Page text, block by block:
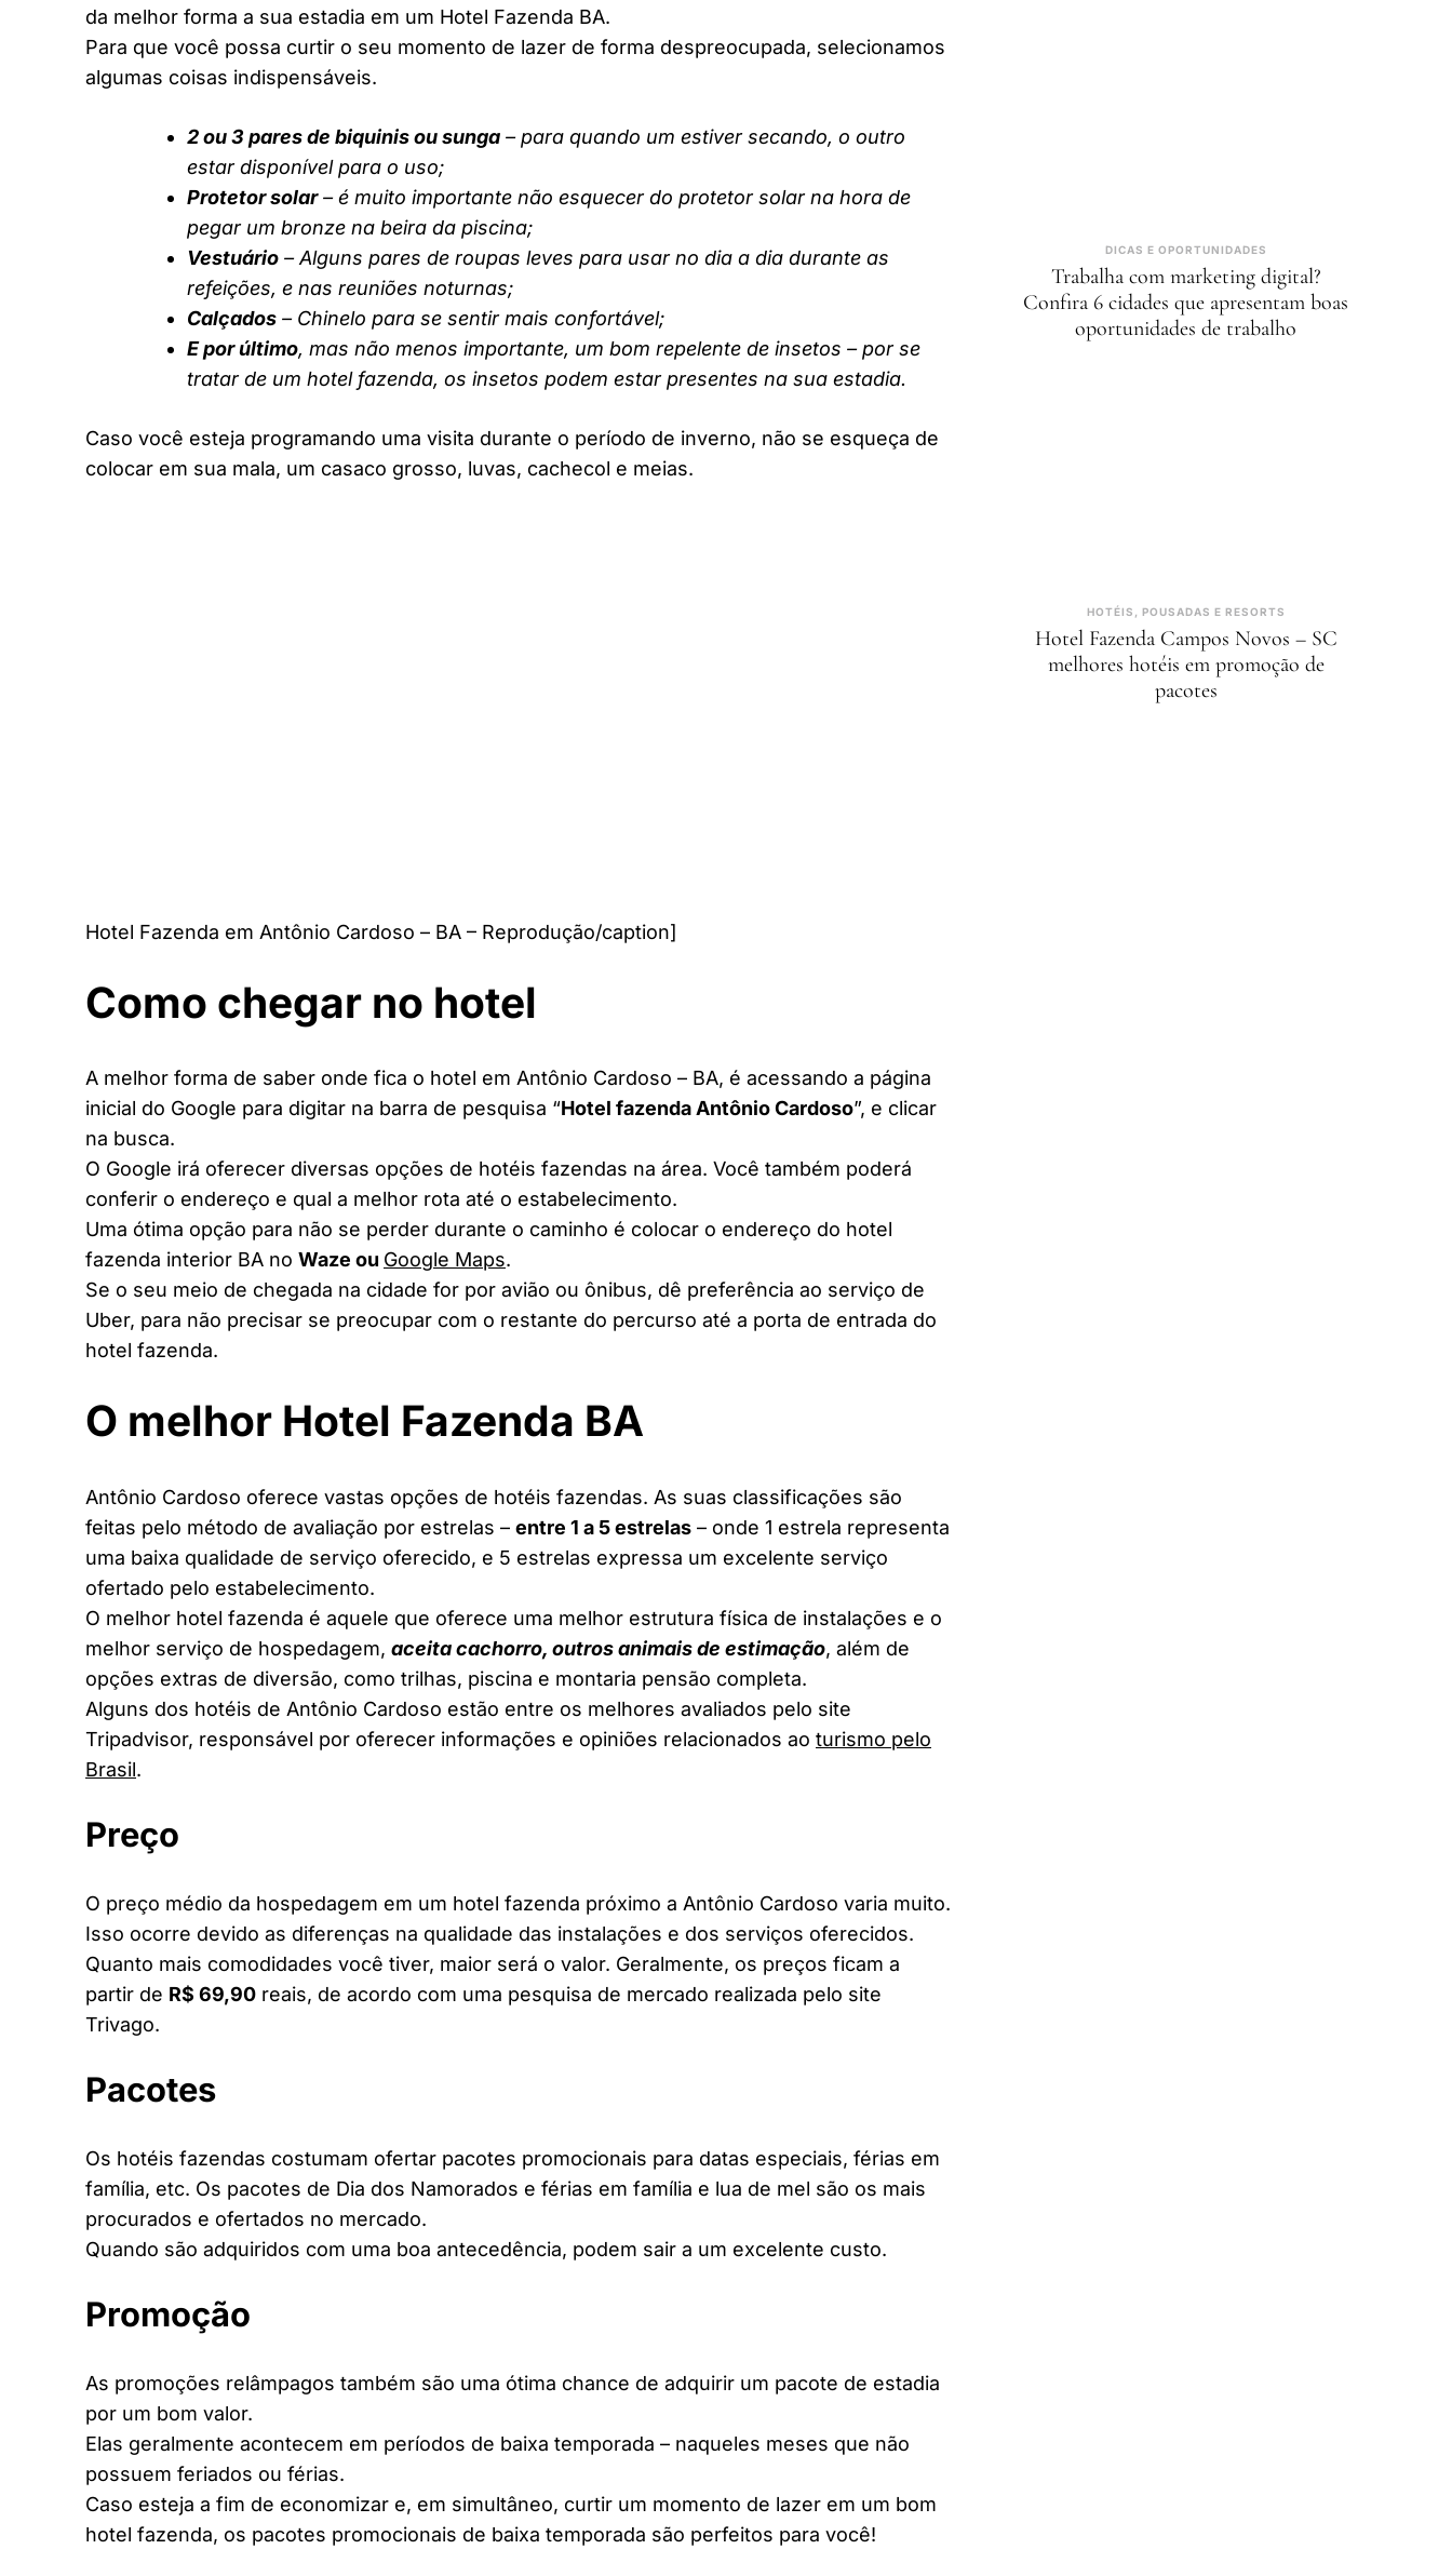
da melhor forma a sua estadia em um Hotel Fazenda BA.
Para que você possa curtir o seu momento de lazer de forma despreocupada, selecionamos
algumas coisas indispensáveis.
2 ou 3 pares de biquinis ou sunga – para quando um estiver secando, o outro
estar disponível para o uso;
Protetor solar– é muito importante não esquecer do protetor solar na hora de
pegar um bronze na beira da piscina;
Vestuário – Alguns pares de roupas leves para usar no dia a dia durante as
refeições, e nas reuniões noturnas;
Calçados – Chinelo para se sentir mais confortável;
E por último, mas não menos importante, um bom repelente de insetos – por se
tratar de um hotel fazenda, os insetos podem estar presentes na sua estadia.
Caso você esteja programando uma visita durante o período de inverno, não se esqueça de
colocar em sua mala, um casaco grosso, luvas, cachecol e meias.
Hotel Fazenda em Antônio Cardoso – BA – Reprodução/caption]
Como chegar no hotel
A melhor forma de saber onde fica o hotel em Antônio Cardoso – BA, é acessando a página
inicial do Google para digitar na barra de pesquisa “Hotel fazenda Antônio Cardoso”, e clicar
na busca.
O Google irá oferecer diversas opções de hotéis fazendas na área. Você também poderá
conferir o endereço e qual a melhor rota até o estabelecimento.
Uma ótima opção para não se perder durante o caminho é colocar o endereço do hotel
fazenda interior BA no Waze ou Google Maps.
Se o seu meio de chegada na cidade for por avião ou ônibus, dê preferência ao serviço de
Uber, para não precisar se preocupar com o restante do percurso até a porta de entrada do
hotel fazenda.
O melhor Hotel Fazenda BA
Antônio Cardoso oferece vastas opções de hotéis fazendas. As suas classificações são
feitas pelo método de avaliação por estrelas – entre 1 a 5 estrelas – onde 1 estrela representa
uma baixa qualidade de serviço oferecido, e 5 estrelas expressa um excelente serviço
ofertado pelo estabelecimento.
O melhor hotel fazenda é aquele que oferece uma melhor estrutura física de instalações e o
melhor serviço de hospedagem, aceita cachorro, outros animais de estimação, além de
opções extras de diversão, como trilhas, piscina e montaria pensão completa.
Alguns dos hotéis de Antônio Cardoso estão entre os melhores avaliados pelo site
Tripadvisor, responsável por oferecer informações e opiniões relacionados ao turismo pelo
Brasil.
Preço
O preço médio da hospedagem em um hotel fazenda próximo a Antônio Cardoso varia muito.
Isso ocorre devido as diferenças na qualidade das instalações e dos serviços oferecidos.
Quanto mais comodidades você tiver, maior será o valor. Geralmente, os preços ficam a
partir de R$ 69,90 reais, de acordo com uma pesquisa de mercado realizada pelo site
Trivago.
Pacotes
Os hotéis fazendas costumam ofertar pacotes promocionais para datas especiais, férias em
família, etc. Os pacotes de Dia dos Namorados e férias em família e lua de mel são os mais
procurados e ofertados no mercado.
Quando são adquiridos com uma boa antecedência, podem sair a um excelente custo.
Promoção
As promoções relâmpagos também são uma ótima chance de adquirir um pacote de estadia
por um bom valor.
Elas geralmente acontecem em períodos de baixa temporada – naqueles meses que não
possuem feriados ou férias.
Caso esteja a fim de economizar e, em simultâneo, curtir um momento de lazer em um bom
hotel fazenda, os pacotes promocionais de baixa temporada são perfeitos para você!
DICAS E OPORTUNIDADES
Trabalha com marketing digital?
Confira 6 cidades que apresentam boas
oportunidades de trabalho
HOTÉIS, POUSADAS E RESORTS
Hotel Fazenda Campos Novos – SC
melhores hotéis em promoção de
pacotes